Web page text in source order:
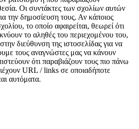
Οι συντάκτες των σχολίων αυτών
την δημοσίευση τους. Αν κάποιος
το οποίο αφαιρείται, θεωρεί ότι
το αληθές του περιεχομένου του,
διεύθυνση της ιστοσελίδας για να
τους αναγνώστες μας να κάνουν
ότι παραβιάζουν τους πιο πάνω
URL / links σε οποιαδήποτε
αυτόματα.